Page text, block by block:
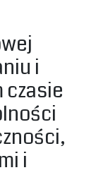
i
i